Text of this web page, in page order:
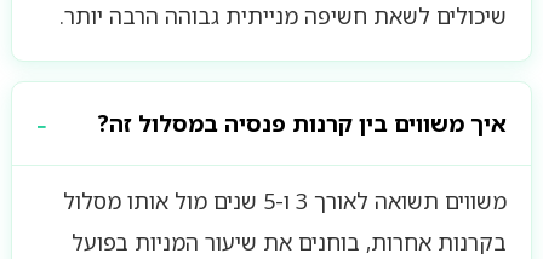
שיכולים לשאת חשיפה מנייתית גבוהה הרבה יותר.
איך משווים בין קרנות פנסיה במסלול זה?
משווים תשואה לאורך 3 ו-5 שנים מול אותו מסלול
בקרנות אחרות, בוחנים את שיעור המניות בפועל